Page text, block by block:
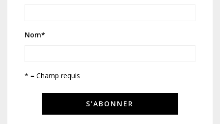
Nom*
* = Champ requis